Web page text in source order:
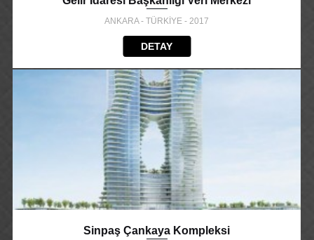
ANKARA - TÜRKİYE - 2017
DETAY
Sinpaş Çankaya Kompleksi